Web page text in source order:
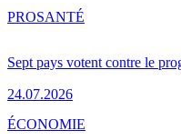
Sept pays votent contre le
24.07.2026
PROSANTÉ
ÉCONOMIE